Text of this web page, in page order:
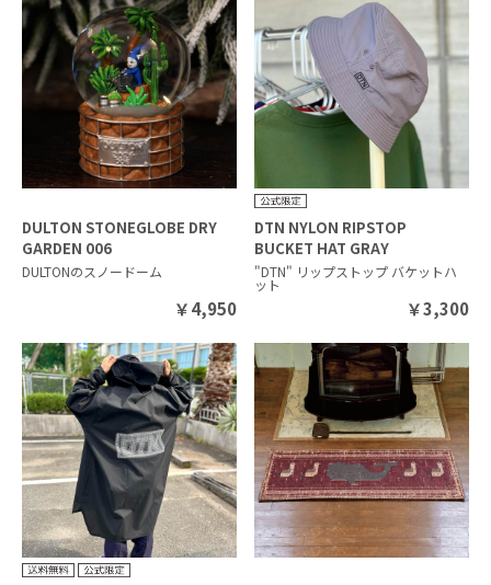
DULTON STONEGLOBE DRY
GARDEN 006
DULTONのスノードーム
￥4,950
DTN NYLON RIPSTOP
BUCKET HAT GRAY
"DTN" リップストップ バケットハ
ット
￥3,300